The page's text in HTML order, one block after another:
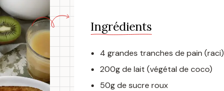
Ingrédients
4 grandes tranches de pain (raci)
200g de lait (végétal de coco)
50g de sucre roux